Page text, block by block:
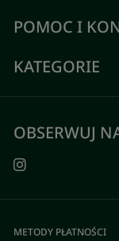
POMOC I
KATEGORIE
OBSERWUJ
METODY PŁATNOŚCI